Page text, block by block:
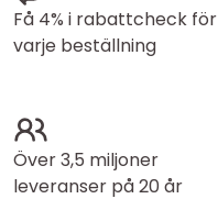
Få 4% i rabattcheck för
varje beställning
Över 3,5 miljoner
leveranser på 20 år